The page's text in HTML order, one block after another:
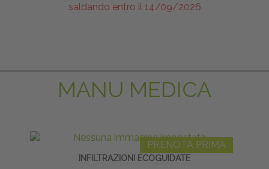
saldando entro il 14/09/2026
MANU MEDICA
PRENOTA PRIMA
INFILTRAZIONI ECOGUIDATE